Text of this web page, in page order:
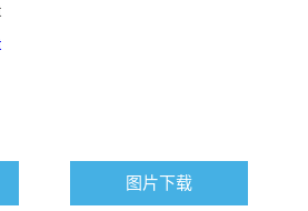
图片下载